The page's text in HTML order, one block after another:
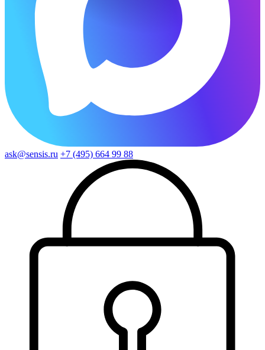
ask@sensis.ru +7 (495) 664 99 88